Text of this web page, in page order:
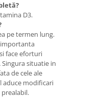
D3.
pe termen lung.
importanta
face eforturi
situatie in
de cele ale
aduce modificari